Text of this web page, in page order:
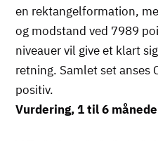
en rektangelformation,
og modstand ved 7989
niveauer vil give et klart
retning. Samlet set anses
positiv.
Vurdering, 1 til 6